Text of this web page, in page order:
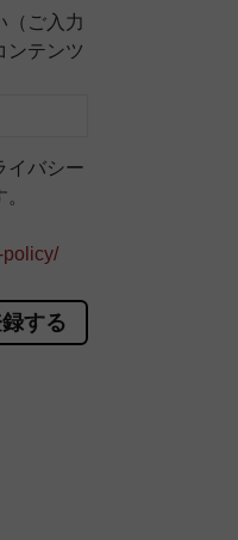
（ご入力
ンテンツ
イバシー
policy/